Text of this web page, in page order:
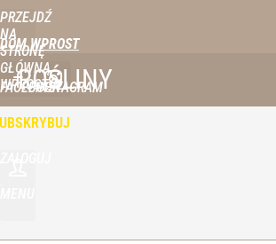
PRZEJDŹ
NA
STRONĘ
GŁÓWNĄ
WPROST.PL
DOM WPROST
FACEBOOKINSTAGRAM
ROŚLINY